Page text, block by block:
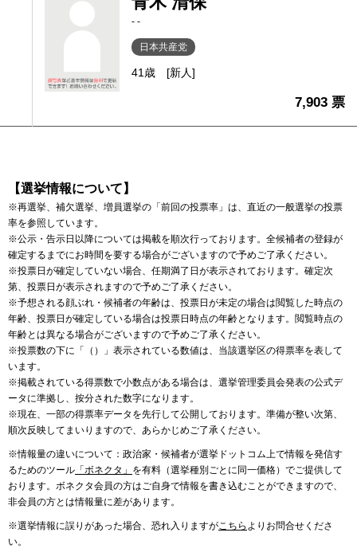
- -
日本共産党
41歳 [新人]
7,903 票
【選挙情報について】
※再選挙、補欠選挙、増員選挙の「前回の投票率」は、直近の一般選挙の投票
率を参照しています。
※公示・告示日以降については掲載を順次行っております。全候補者の登録が
確定するまでにお時間を要する場合がございますので予めご了承ください。
※投票日が確定していない場合、任期満了日が表示されております。確定次
第、投票日が表示されますので予めご了承ください。
※予想される顔ぶれ・候補者の年齢は、投票日が未定の場合は閲覧した時点の
年齢、投票日が確定している場合は投票日時点の年齢となります。閲覧時点の
年齢とは異なる場合がございますので予めご了承ください。
※投票数の下に「（）」表示されている数値は、当該選挙区の得票率を表して
います。
※掲載されている得票数で小数点がある場合は、選挙管理委員会発表の公式デ
ータに準拠し、按分された数字になります。
※現在、一部の得票率データを先行して公開しております。準備が整い次第、
順次反映してまいりますので、あらかじめご了承ください。
※情報量の違いについて：政治家・候補者が選挙ドットコム上で情報を発信す
るためのツール 「ボネクタ」 を有料（選挙種別ごとに同一価格）でご提供して
おります。ボネクタ会員の方はご自身で情報を書き込むことができますので、
非会員の方とは情報量に差があります。
※選挙情報に誤りがあった場合、恐れ入りますがこちら よりお問合せくださ
い。